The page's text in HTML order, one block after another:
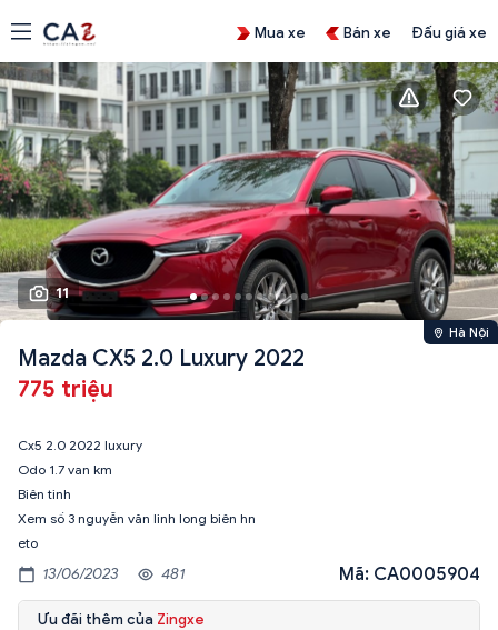
Mua xe Bán xe Đấu giá xe
11
Hà Nội
Mazda CX5 2.0 Luxury 2022
775 triệu
Cx5 2.0 2022 luxury
Odo 1.7 van km
Biên tinh
Xem số 3 nguyễn văn linh long biên hn
eto
13/06/2023 481 Mã: CA0005904
Ưu đãi thêm của Zingxe